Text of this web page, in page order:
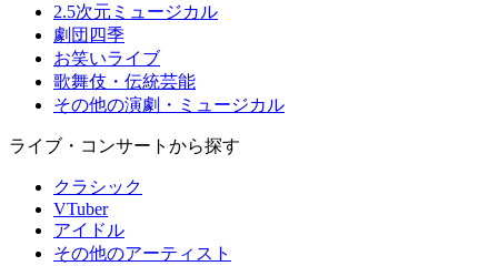
2.5次元ミュージカル
劇団四季
お笑いライブ
歌舞伎・伝統芸能
その他の演劇・ミュージカル
ライブ・コンサートから探す
クラシック
VTuber
アイドル
その他のアーティスト